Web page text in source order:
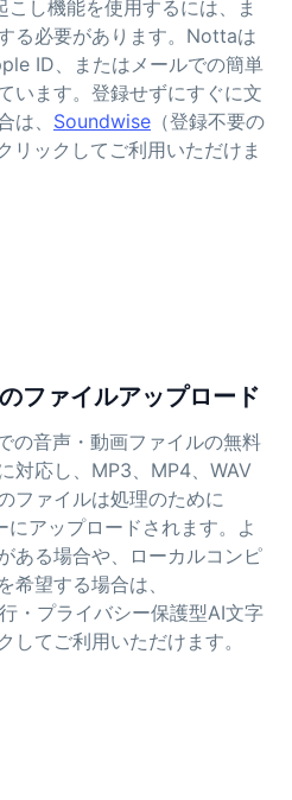
し機能を使用するには、ま
る必要があります。Nottaは
ID、またはメールでの簡単
います。登録せずにすぐに文
は、 Soundwise （登録不要の
リックしてご利用いただけま
ファイルアップロード
の音声・動画ファイルの無料
対応し、MP3、MP4、WAV
ファイルは処理のために
アップロードされます。よ
ある場合や、ローカルコンピ
希望する場合は、
行・プライバシー保護型AI文字
してご利用いただけます。